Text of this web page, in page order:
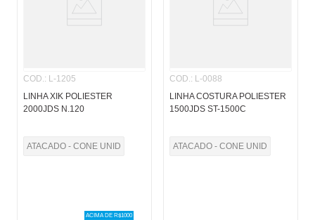
COD.: L-1205
LINHA XIK POLIESTER
2000JDS N.120
ATACADO - CONE UNID
ACIMA DE R$1000
COD.: L-0088
LINHA COSTURA POLIESTER
1500JDS ST-1500C
ATACADO - CONE UNID